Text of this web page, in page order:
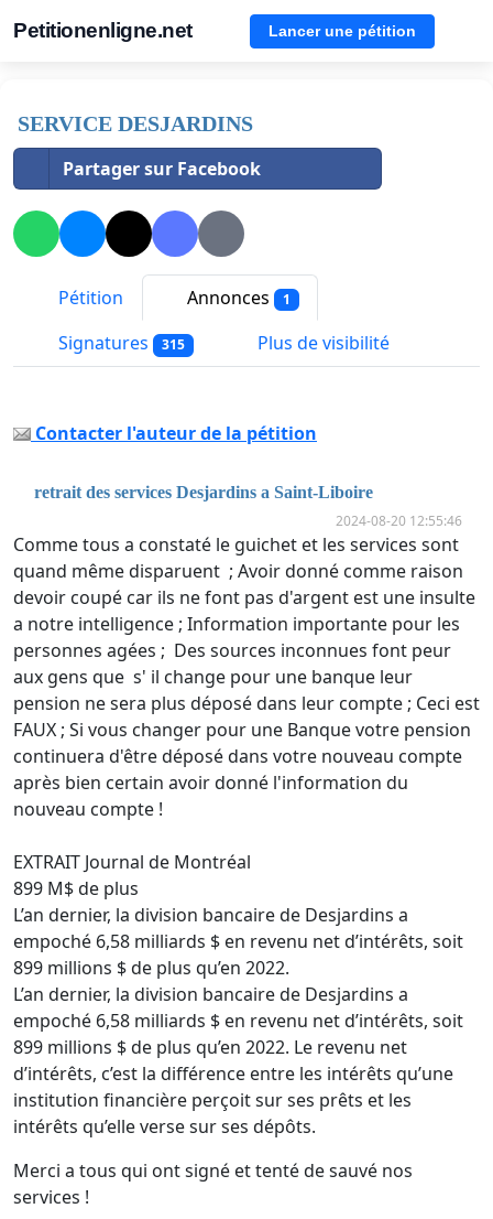
Petitionenligne.net Lancer une pétition
SERVICE DESJARDINS
Partager sur Facebook
Pétition Annonces 1
Signatures 315 Plus de visibilité
Contacter l'auteur de la pétition
retrait des services Desjardins a Saint-Liboire
2024-08-20 12:55:46
Comme tous a constaté le guichet et les services sont
quand même disparuent ; Avoir donné comme raison
devoir coupé car ils ne font pas d'argent est une insulte
a notre intelligence ; Information importante pour les
personnes agées ; Des sources inconnues font peur
aux gens que s' il change pour une banque leur
pension ne sera plus déposé dans leur compte ; Ceci est
FAUX ; Si vous changer pour une Banque votre pension
continuera d'être déposé dans votre nouveau compte
après bien certain avoir donné l'information du
nouveau compte !
EXTRAIT Journal de Montréal
899 M$ de plus
L’an dernier, la division bancaire de Desjardins a
empoché 6,58 milliards $ en revenu net d’intérêts, soit
899 millions $ de plus qu’en 2022.
L’an dernier, la division bancaire de Desjardins a
empoché 6,58 milliards $ en revenu net d’intérêts, soit
899 millions $ de plus qu’en 2022. Le revenu net
d’intérêts, c’est la différence entre les intérêts qu’une
institution financière perçoit sur ses prêts et les
intérêts qu’elle verse sur ses dépôts.
Merci a tous qui ont signé et tenté de sauvé nos
services !